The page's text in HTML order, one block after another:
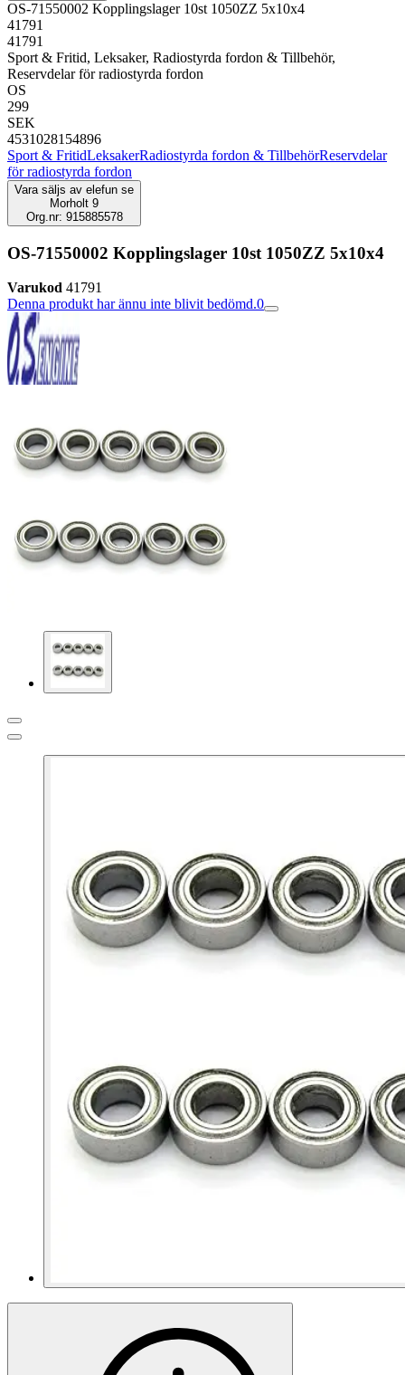
OS-71550002 Kopplingslager 10st 1050ZZ 5x10x4
41791
41791
Sport & Fritid, Leksaker, Radiostyrda fordon & Tillbehör,
Reservdelar för radiostyrda fordon
OS
299
SEK
4531028154896
Sport & FritidLeksakerRadiostyrda fordon & TillbehörReservdelar
för radiostyrda fordon
Vara säljs av elefun se
Morholt 9
Org.nr: 915885578
OS-71550002 Kopplingslager 10st 1050ZZ 5x10x4
Varukod 41791
Denna produkt har ännu inte blivit bedömd.0